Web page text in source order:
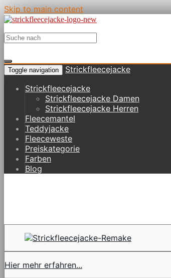
Skip to main content
Toggle navigation
Strickfleecejacke
Strickfleecejacke
Strickfleecejacke Damen
Strickfleecejacke Herren
Fleecemantel
Teddyjacke
Fleeceweste
Preiskategorie
Farben
Blog
Hier mehr erfahren...